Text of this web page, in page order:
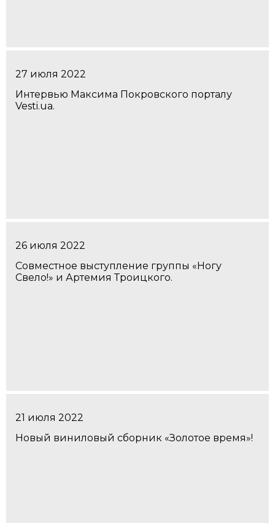
27 июля 2022
Интервью Максима Покровского порталу
Vesti.ua.
26 июля 2022
Совместное выступление группы «Ногу
Свело!» и Артемия Троицкого.
21 июля 2022
Новый виниловый сборник «Золотое время»!